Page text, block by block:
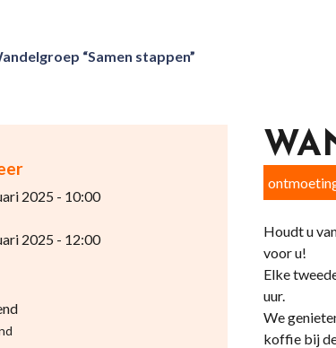
“Samen stappen”
2025 - 10:00
2025 - 12:00
Houdt u
voor u!
Elke
uur.
We
koffie bij